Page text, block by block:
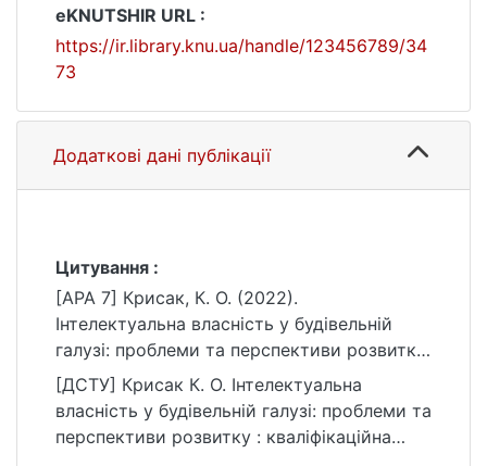
eKNUTSHIR URL :
https://ir.library.knu.ua/handle/123456789/34
73
Додаткові дані публікації
Цитування :
[APA 7] Крисак, К. О. (2022).
Інтелектуальна власність у будівельній
галузі: проблеми та перспективи розвитку
[Магістерська робота, Київський
національний університет імені Тараса
Шевченка]. eKNUTSHIR.
https://ir.library.knu.ua/handle/123456789/34
[ДСТУ] Крисак К. О. Інтелектуальна
власність у будівельній галузі: проблеми та
перспективи розвитку : кваліфікаційна